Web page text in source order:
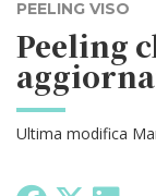
PEELING VISO
Peeling
Ultima modifica